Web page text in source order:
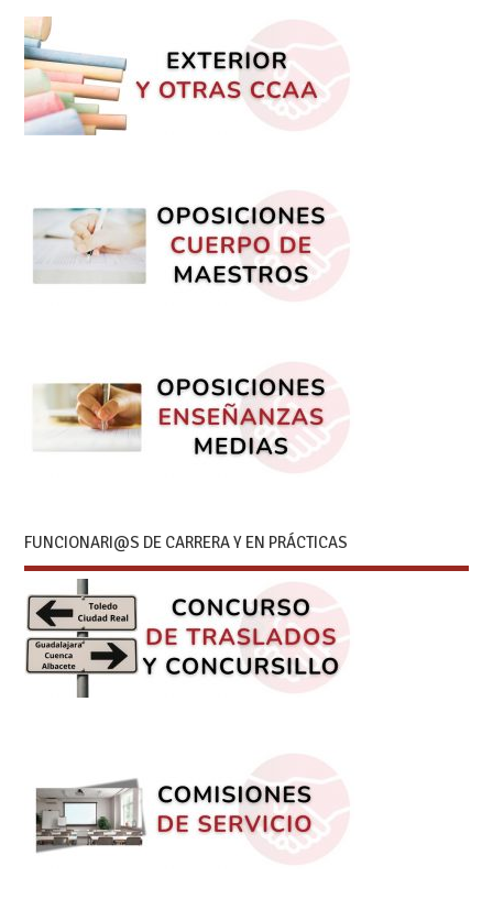
FUNCIONARI@S DE CARRERA Y EN PRÁCTICAS